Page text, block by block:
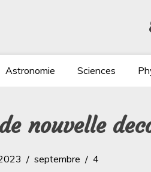
Astronomie Sciences
nouvelle
septembre 4